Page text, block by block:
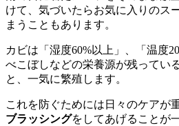
けて、気づいたらお気に入りのス
まうこともあります。
カビは「湿度60%以上」、「温度
べこぼしなどの栄養源が残ってい
と、一気に繁殖します。
これを防ぐためには日々のケアが
ブラッシングをしてあげることが